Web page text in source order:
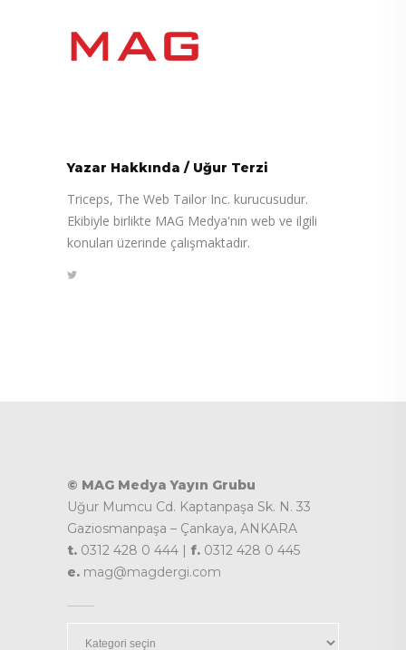
Yazar Hakkında / Uğur Terzi
Triceps, The Web Tailor Inc. kurucusudur.
Ekibiyle birlikte MAG Medya'nın web ve ilgili
konuları üzerinde çalışmaktadır.
© MAG Medya Yayın Grubu
Uğur Mumcu Cd. Kaptanpaşa Sk. N. 33
Gaziosmanpaşa – Çankaya, ANKARA
t. 0312 428 0 444 | f. 0312 428 0 445
e. mag@magdergi.com